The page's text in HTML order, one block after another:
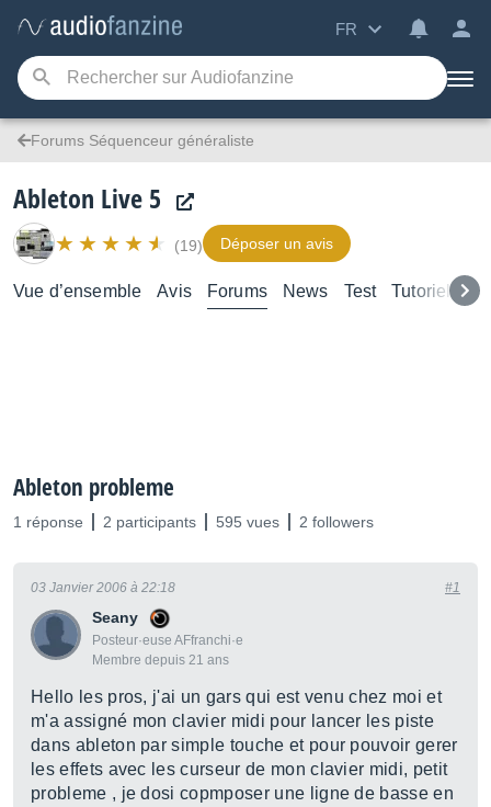
FR
Forums Séquenceur généraliste
Ableton Live 5
(19) Déposer un avis
Vue d’ensemble Avis Forums News Test Tutoriels
Ableton probleme
1 réponse 2 participants 595 vues 2 followers
Seany
Posteur·euse AFfranchi·e
Membre depuis 21 ans
03 Janvier 2006 à 22:18 #1
Hello les pros, j'ai un gars qui est venu chez moi et
m'a assigné mon clavier midi pour lancer les piste
dans ableton par simple touche et pour pouvoir gerer
les effets avec les curseur de mon clavier midi, petit
probleme , je dosi copmposer une ligne de basse en